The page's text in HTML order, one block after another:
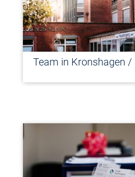
Team in Kronshagen /